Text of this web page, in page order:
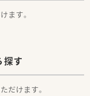
ます。
探す
だけます。